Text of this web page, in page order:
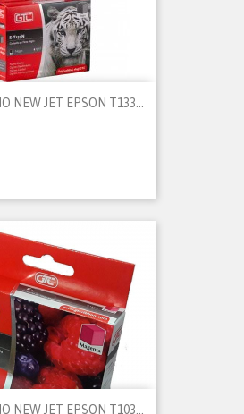
NEW JET EPSON T133...
NEW JET EPSON T103...